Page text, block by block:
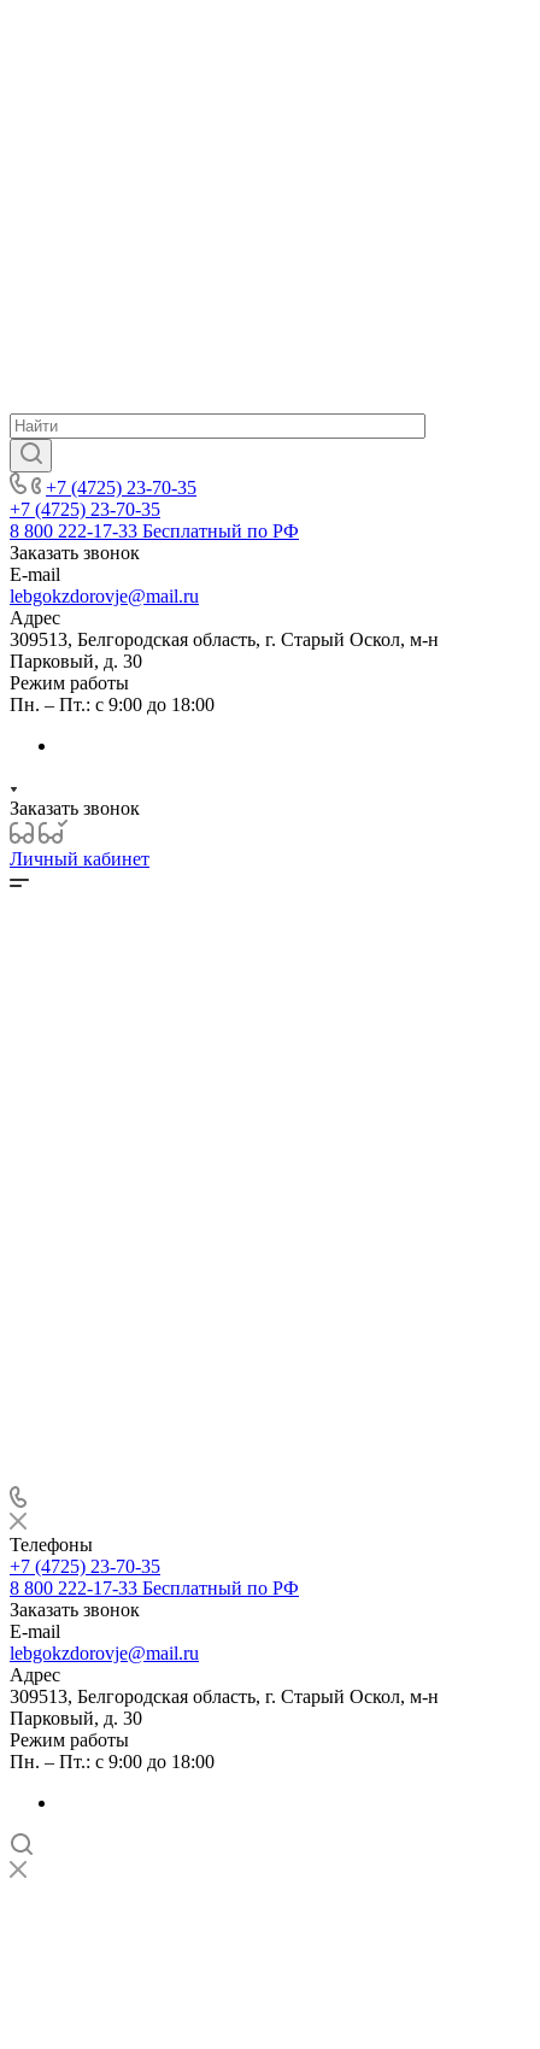
+7 (4725) 23-70-35
+7 (4725) 23-70-35
8 800 222-17-33 Бесплатный по РФ
Заказать звонок
E-mail
lebgokzdorovje@mail.ru
Адрес
309513, Белгородская область, г. Старый Оскол, м-н
Парковый, д. 30
Режим работы
Пн. – Пт.: с 9:00 до 18:00
Заказать звонок
Личный кабинет
Телефоны
+7 (4725) 23-70-35
8 800 222-17-33 Бесплатный по РФ
Заказать звонок
E-mail
lebgokzdorovje@mail.ru
Адрес
309513, Белгородская область, г. Старый Оскол, м-н
Парковый, д. 30
Режим работы
Пн. – Пт.: с 9:00 до 18:00